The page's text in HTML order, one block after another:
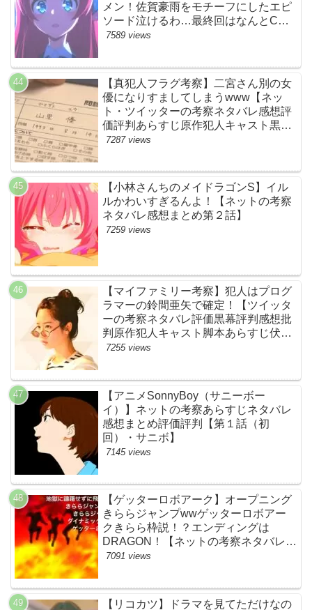
メン！佐賀豪雨をモチーフにしたエピ
ソード泣けるわ…最終回はなんとCM
なし27分ノンストップ放送！すごすぎ
7589 views
【真犯人フラグ考察】二宮さん別の女
優になりすましてしまうwww【ネッ
ト・ツイッターの考察ネタバレ感想評
価評判あらすじ原作犯人キャスト黒幕
伏線まとめ・山里亮太・蒼井優】
7287 views
【小林さんちのメイドラゴンS】イル
ルかわいすぎるんよ！【ネットの考察
ネタバレ感想まとめ第２話】
7259 views
【マイファミリー考察】犯人はプログ
ラマーの鈴間亜矢で確定！【ツイッタ
ーの考察ネタバレ評価黒幕評判感想批
判原作犯人キャスト脚本あらすじ伏線
まとめ・藤間爽子】
7255 views
【アニメSonnyBoy（サニーボー
イ）】ネットの考察あらすじネタバレ
感想まとめ評価評判【第１話（初
回）・サニボ】
7145 views
【ゲッターロボアーク】オープニング
きららジャンプwwゲッターロボアー
クきらら枠説！？エンディングは
DRAGON！【ネットの考察ネタバレ感
想まとめ・第１話】
7091 views
【リコカツ】ドラマを見てただけなの